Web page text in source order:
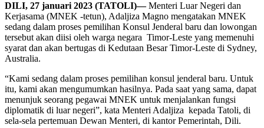
DILI, 27 januari 2023 (TATOLI)—Menteri Luar Negeri dan
Kerjasama (MNEK -tetun), Adaljiza Magno mengatakan MNEK
sedang dalam proses pemilihan Konsul Jenderal baru dan lowongan
tersebut akan diisi oleh warga negara Timor-Leste yang memenuhi
syarat dan akan bertugas di Kedutaan Besar Timor-Leste di Sydney,
Australia.
“Kami sedang dalam proses pemilihan konsul jenderal baru. Untuk
itu, kami akan mengumumkan hasilnya. Pada saat yang sama, dapat
menunjuk seorang pegawai MNEK untuk menjalankan fungsi
diplomatik di luar negeri”, kata Menteri Adaljiza kepada Tatoli, di
sela-sela pertemuan Dewan Menteri, di kantor Pemerintah, Dili.